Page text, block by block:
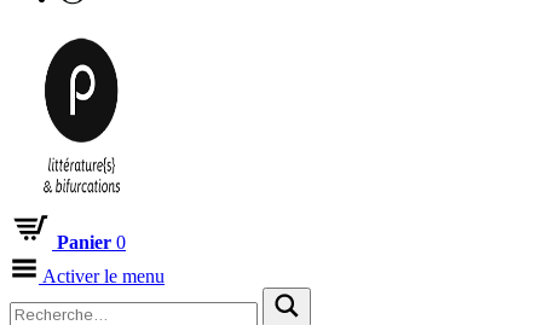
Panier 0
Activer le menu